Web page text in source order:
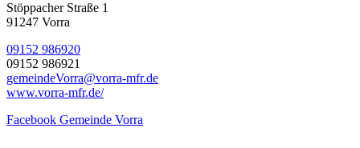
Stöppacher Straße 1
91247 Vorra
09152 986920
09152 986921
gemeindeVorra@vorra-mfr.de
www.vorra-mfr.de/
Facebook Gemeinde Vorra